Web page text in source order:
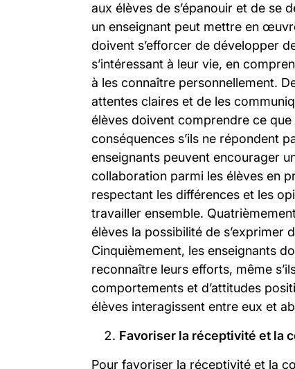
aux élèves de s’épanouir et de se
un enseignant peut mettre en
doivent s’efforcer de développer
s’intéressant à leur vie, en
à les connaître personnellement.
attentes claires et de les
élèves doivent comprendre ce que
conséquences s’ils ne répondent
enseignants peuvent encourager
collaboration parmi les élèves en
respectant les différences et les
travailler ensemble.
élèves la possibilité de s’exprimer
Cinquièmement, les enseignants
reconnaître leurs efforts, même
comportements et d’attitudes
élèves interagissent entre eux et
Favoriser la réceptivité et la
Pour favoriser la réceptivité et la